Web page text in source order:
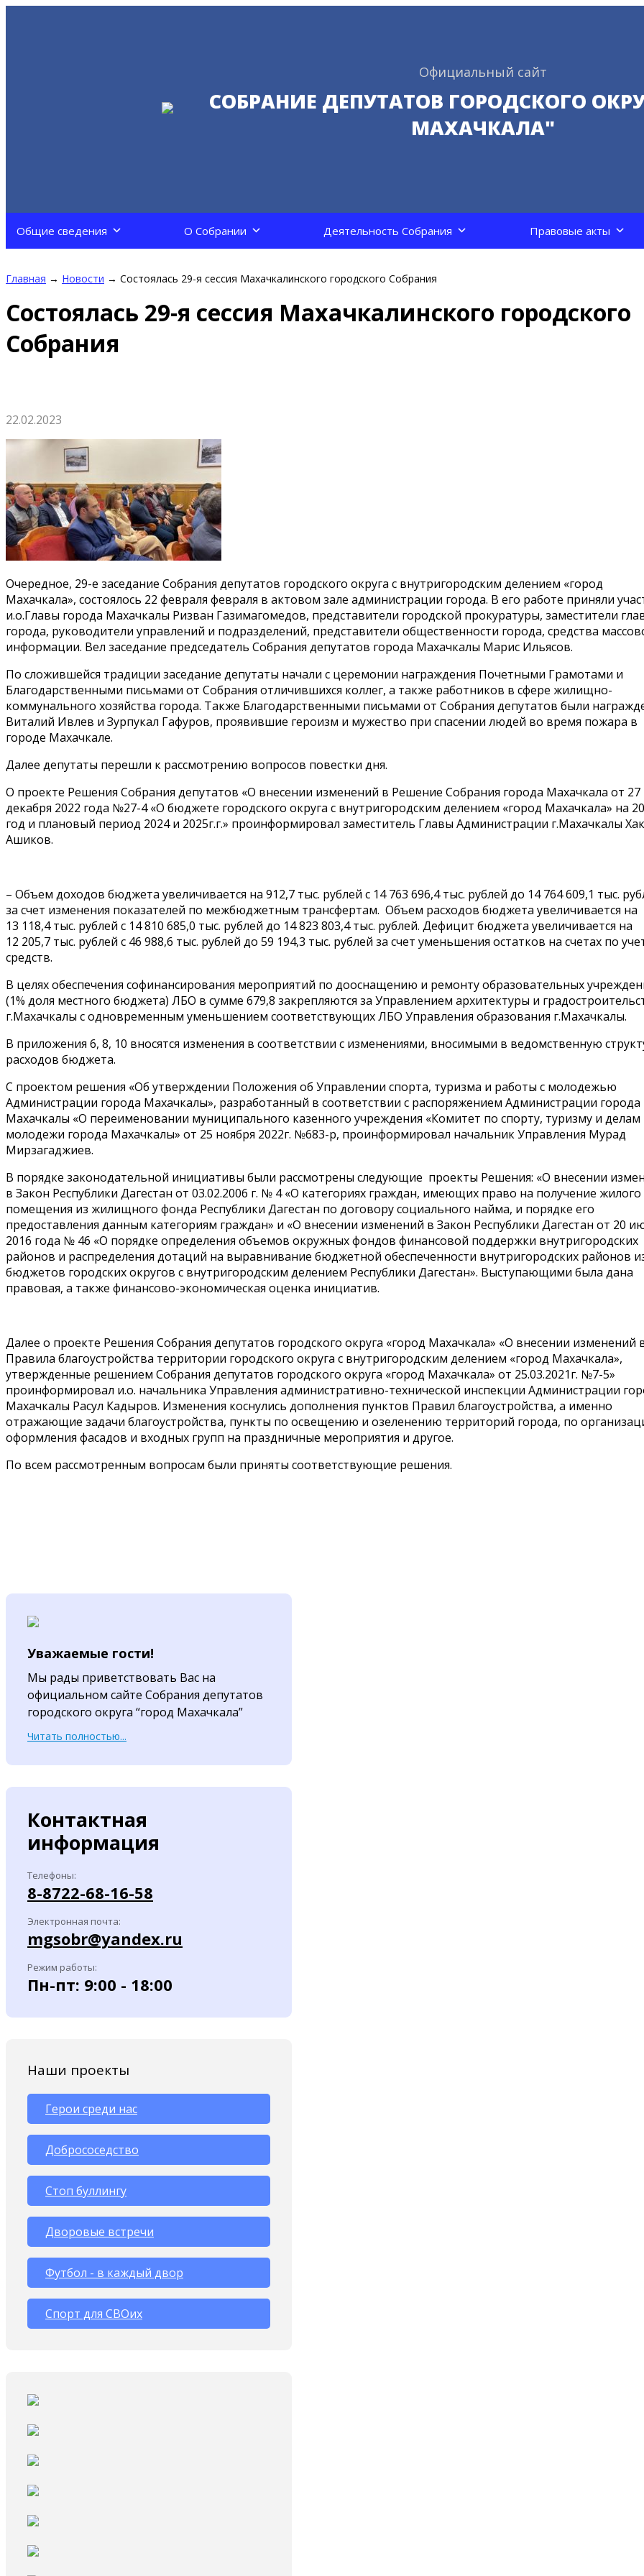
Официальный сайт
СОБРАНИЕ ДЕПУТАТОВ ГОРОДСКОГО
МАХАЧКАЛА"
Общие сведения О Собрании Деятельность Собрания Правовые акты
Главная → Новости → Состоялась 29-я сессия Махачкалинского городского Собрания
Состоялась 29-я сессия Махачкалинского городского
Собрания
22.02.2023
Очередное, 29-е заседание Собрания депутатов городского округа с внутригородским делением «город
Махачкала», состоялось 22 февраля февраля в актовом зале администрации города. В его работе приняли
и.о.Главы города Махачкалы Ризван Газимагомедов, представители городской прокуратуры, заместители
города, руководители управлений и подразделений, представители общественности города, средства
информации. Вел заседание председатель Собрания депутатов города Махачкалы Марис Ильясов.
По сложившейся традиции заседание депутаты начали с церемонии награждения Почетными Грамотами и
Благодарственными письмами от Собрания отличившихся коллег, а также работников в сфере жилищно-
коммунального хозяйства города. Также Благодарственными письмами от Собрания депутатов были
Виталий Ивлев и Зурпукал Гафуров, проявившие героизм и мужество при спасении людей во время пожара в
городе Махачкале.
Далее депутаты перешли к рассмотрению вопросов повестки дня.
О проекте Решения Собрания депутатов «О внесении изменений в Решение Собрания города Махачкала от 27
декабря 2022 года №27-4 «О бюджете городского округа с внутригородским делением «город Махачкала» на
год и плановый период 2024 и 2025г.г.» проинформировал заместитель Главы Администрации г.Махачкалы
Ашиков.
– Объем доходов бюджета увеличивается на 912,7 тыс. рублей с 14 763 696,4 тыс. рублей до 14 764 609,1 тыс.
за счет изменения показателей по межбюджетным трансфертам. Объем расходов бюджета увеличивается на
13 118,4 тыс. рублей с 14 810 685,0 тыс. рублей до 14 823 803,4 тыс. рублей. Дефицит бюджета увеличивается на
12 205,7 тыс. рублей с 46 988,6 тыс. рублей до 59 194,3 тыс. рублей за счет уменьшения остатков на счетах по
средств.
В целях обеспечения софинансирования мероприятий по дооснащению и ремонту образовательных
(1% доля местного бюджета) ЛБО в сумме 679,8 закрепляются за Управлением архитектуры и
г.Махачкалы с одновременным уменьшением соответствующих ЛБО Управления образования г.Махачкалы.
В приложения 6, 8, 10 вносятся изменения в соответствии с изменениями, вносимыми в ведомственную
расходов бюджета.
С проектом решения «Об утверждении Положения об Управлении спорта, туризма и работы с молодежью
Администрации города Махачкалы», разработанный в соответствии с распоряжением Администрации города
Махачкалы «О переименовании муниципального казенного учреждения «Комитет по спорту, туризму и делам
молодежи города Махачкалы» от 25 ноября 2022г. №683-р, проинформировал начальник Управления Мурад
Мирзагаджиев.
В порядке законодательной инициативы были рассмотрены следующие проекты Решения: «О внесении
в Закон Республики Дагестан от 03.02.2006 г. № 4 «О категориях граждан, имеющих право на получение жилого
помещения из жилищного фонда Республики Дагестан по договору социального найма, и порядке его
предоставления данным категориям граждан» и «О внесении изменений в Закон Республики Дагестан от 20
2016 года № 46 «О порядке определения объемов окружных фондов финансовой поддержки внутригородских
районов и распределения дотаций на выравнивание бюджетной обеспеченности внутригородских районов
бюджетов городских округов с внутригородским делением Республики Дагестан». Выступающими была дана
правовая, а также финансово-экономическая оценка инициатив.
Далее о проекте Решения Собрания депутатов городского округа «город Махачкала» «О внесении изменений
Правила благоустройства территории городского округа с внутригородским делением «город Махачкала»,
утвержденные решением Собрания депутатов городского округа «город Махачкала» от 25.03.2021г. №7-5»
проинформировал и.о. начальника Управления административно-технической инспекции Администрации
Махачкалы Расул Кадыров. Изменения коснулись дополнения пунктов Правил благоустройства, а именно
отражающие задачи благоустройства, пункты по освещению и озеленению территорий города, по
оформления фасадов и входных групп на праздничные мероприятия и другое.
По всем рассмотренным вопросам были приняты соответствующие решения.
Уважаемые гости!
Мы рады приветствовать Вас на
официальном сайте Собрания депутатов
городского округа “город Махачкала”
Читать полностью...
Контактная
информация
Телефоны:
8-8722-68-16-58
Электронная почта:
mgsobr@yandex.ru
Режим работы:
Пн-пт: 9:00 - 18:00
Наши проекты
Герои среди нас
Добрососедство
Стоп буллингу
Дворовые встречи
Футбол - в каждый двор
Спорт для СВОих